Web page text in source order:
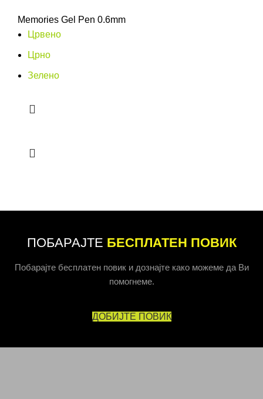
Memories Gel Pen 0.6mm
Црвено
Црно
Зелено
ПОБАРАЈТЕ БЕСПЛАТЕН ПОВИК
Побарајте бесплатен повик и дознајте како можеме да Ви
помогнеме.
ДОБИЈТЕ ПОВИК